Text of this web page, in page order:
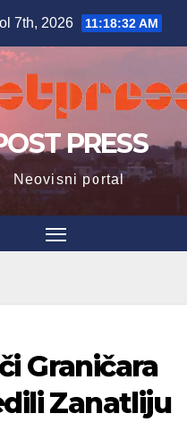
7th, 2026 11:18:34 AM
PRESS
Neovisni portal
Graničara
Zanatliju